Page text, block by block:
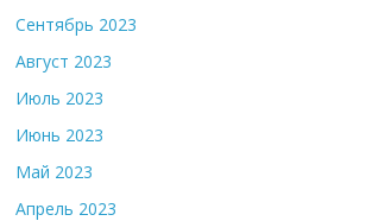
Сентябрь 2023
Август 2023
Июль 2023
Июнь 2023
Май 2023
Апрель 2023